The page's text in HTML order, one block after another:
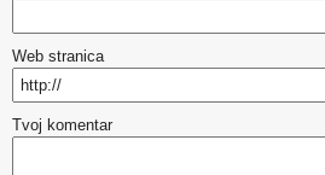
Web stranica
Tvoj komentar